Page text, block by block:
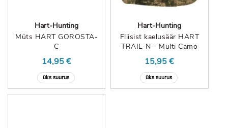
Hart-Hunting
Müts HART GOROSTA-
C
14,95 €
üks suurus
Hart-Hunting
Fliisist kaelusäär HART
TRAIL-N - Multi Camo
15,95 €
üks suurus